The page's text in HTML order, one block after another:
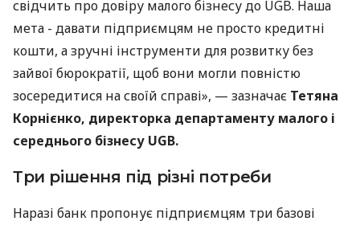
свідчить про довіру малого бізнесу до UGB. Наша
мета - давати підприємцям не просто кредитні
кошти, а зручні інструменти для розвитку без
зайвої бюрократії, щоб вони могли повністю
зосередитися на своїй справі», — зазначає Тетяна
Корнієнко, директорка департаменту малого і
середнього бізнесу UGB.
Три рішення під різні потреби
Наразі банк пропонує підприємцям три базові